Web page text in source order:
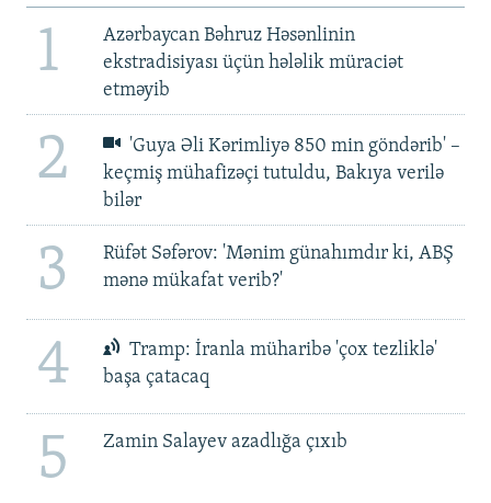
1
Azərbaycan Bəhruz Həsənlinin
ekstradisiyası üçün hələlik müraciət
etməyib
2
'Guya Əli Kərimliyə 850 min göndərib' –
keçmiş mühafizəçi tutuldu, Bakıya verilə
bilər
3
Rüfət Səfərov: 'Mənim günahımdır ki, ABŞ
mənə mükafat verib?'
4
Tramp: İranla müharibə 'çox tezliklə'
başa çatacaq
5 Zamin Salayev azadlığa çıxıb